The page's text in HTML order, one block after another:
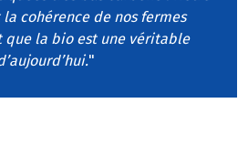
cohérence de nos fermes
que la bio est une véritable
"